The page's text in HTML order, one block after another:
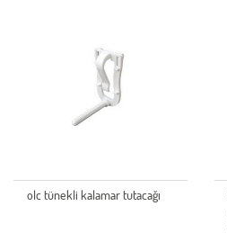
olc tünekli kalamar tutacağı